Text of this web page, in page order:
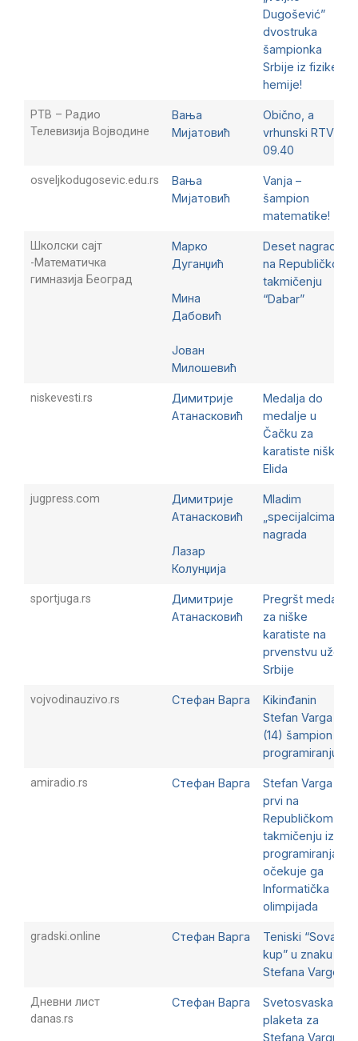
Dugošević”
dvostruka
šampionka
Srbije iz fizike i
hemije!
РТВ – Радио
Телевизија Војводине
Вања
Мијатовић
Obično, a
vrhunski RTV1 u
09.40
osveljkodugosevic.edu.rs
Вања
Мијатовић
Vanja –
šampion
matematike!
Школски сајт
-Математичка
гимназија Београд
Марко
Дуганџић
Мина
Дабовић
Јован
Милошевић
Deset nagrada
na Republičkom
takmičenju
“Dabar”
niskevesti.rs
Димитрије
Атанасковић
Medalja do
medalje u
Čačku za
karatiste niškog
Elida
jugpress.com
Димитрије
Атанасковић
Лазар
Колунџија
Mladim
„specijalcima“ 8
nagrada
sportjuga.rs
Димитрије
Атанасковић
Pregršt medalja
za niške
karatiste na
prvenstvu uže
Srbije
vojvodinauzivo.rs Стефан Варга
Kikinđanin
Stefan Varga
(14) šampion u
programiranju
amiradio.rs Стефан Варга
Stefan Varga
prvi na
Republičkom
takmičenju iz
programiranja,
očekuje ga
Informatička
olimpijada
gradski.online Стефан Варга
Teniski “Sova
kup” u znaku
Stefana Varge
Дневни лист
danas.rs
Стефан Варга
Svetosvaska
plaketa za
Stefana Vargu